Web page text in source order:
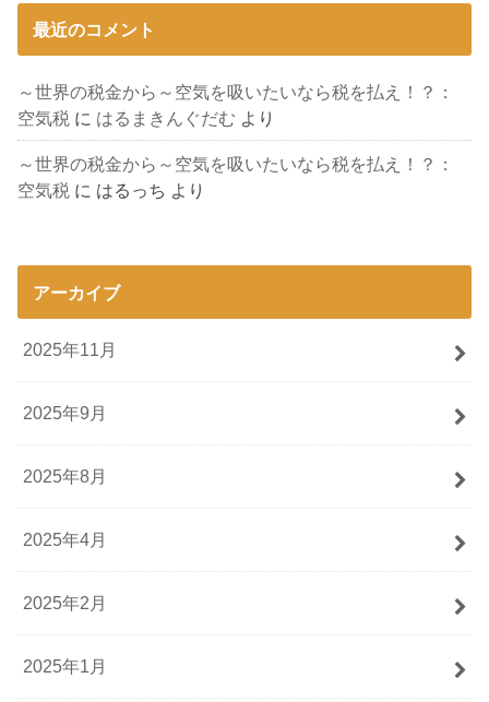
最近のコメント
～世界の税金から～空気を吸いたいなら税を払え！？：
空気税 に はるまきんぐだむ より
～世界の税金から～空気を吸いたいなら税を払え！？：
空気税 に はるっち より
アーカイブ
2025年11月
2025年9月
2025年8月
2025年4月
2025年2月
2025年1月